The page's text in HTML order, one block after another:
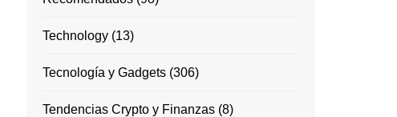
Technology (13)
Tecnología y Gadgets (306)
Tendencias Crypto y Finanzas (8)